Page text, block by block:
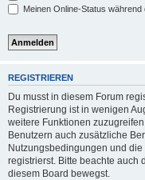
Meinen Online-Status
REGISTRIEREN
Du musst in diesem Forum
Registrierung ist in wenigen
weitere Funktionen
Benutzern auch zusätzliche
Nutzungsbedingungen und
registrierst. Bitte beachte auch
diesem Board bewegst.